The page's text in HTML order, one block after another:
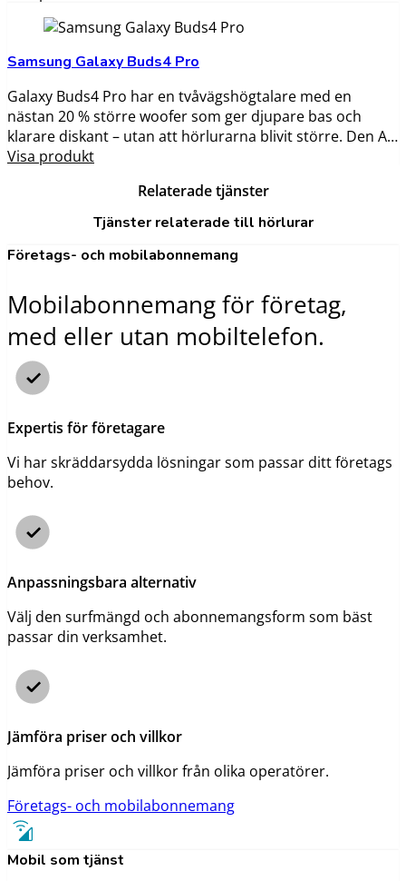
adaptiv brusreducering stänger ute oönskat ljud i
kollektivtrafiken, på kontoret eller hemma. Med
Bluetooth 6.1, IP54-skydd mot stänk och damm samt upp
till 30 timmars total speltid med fodralet passar de för
långa dagar med musik, samtal och poddar.
Samsung Galaxy Buds4 Pro
Galaxy Buds4 Pro har en tvåvägshögtalare med en
nästan 20 % större woofer som ger djupare bas och
klarare diskant – utan att hörlurarna blivit större. Den AI-
anpassade brusreduceringen analyserar din örongång
ljudupplevelse. Med stöd för 24-bitars Hi-Fi-ljud,
huvudgestkontroll och IP57-klassning passar de lika bra
för pendling som träning.
Visa produkt
Relaterade tjänster
Tjänster relaterade till hörlurar
Företags- och mobilabonnemang
Mobilabonnemang för företag,
med eller utan mobiltelefon.
Expertis för företagare
Vi har skräddarsydda lösningar som passar ditt företags
behov.
Anpassningsbara alternativ
Välj den surfmängd och abonnemangsform som bäst
passar din verksamhet.
Jämföra priser och villkor
Jämföra priser och villkor från olika operatörer.
Företags- och mobilabonnemang
Mobil som tjänst